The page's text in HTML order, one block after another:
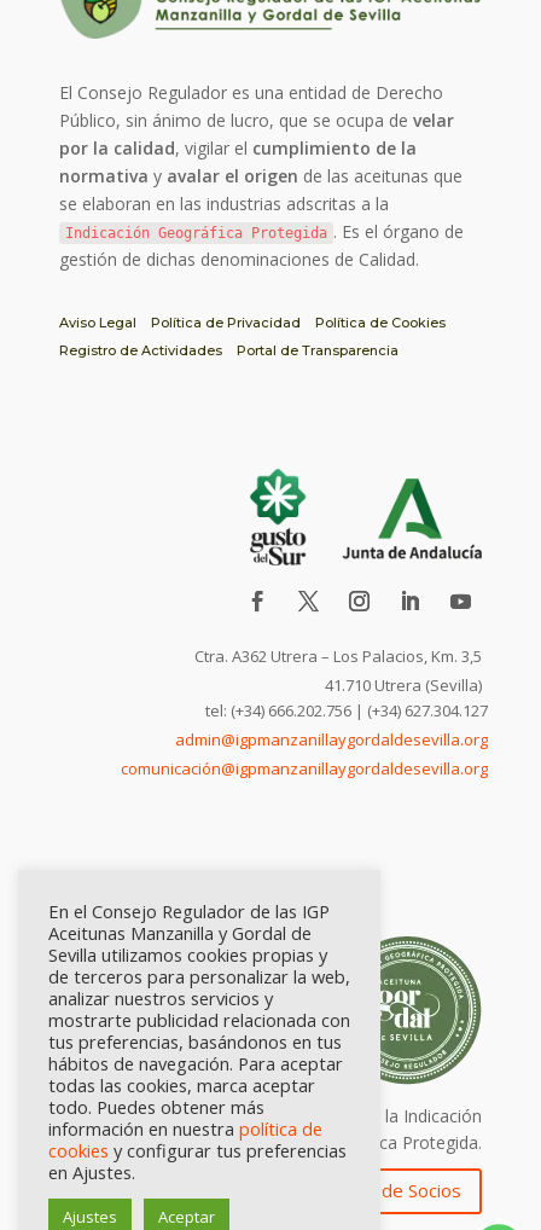
El Consejo Regulador es una entidad de Derecho
Público, sin ánimo de lucro, que se ocupa develar
por la calidad, vigilar el cumplimiento de la
normativa y avalar el origen de las aceitunas que
se elaboran en las industrias adscritas a la
Indicación Geográfica Protegida . Es el órgano de
gestión de dichas denominaciones de Calidad.
Aviso Legal Política de Privacidad
Política de Cookies
Registro de Actividades
Portal de Transparencia
Ctra. A362 Utrera – Los Palacios, Km. 3,5
41.710 Utrera (Sevilla)
tel: (+34) 666.202.756 | (+34) 627.304.127
admin@igpmanzanillaygordaldesevilla.org
comunicación@igpmanzanillaygordaldesevilla.org
Calidad certificada por Origen. Sellos de la Indicación
Geográfica Protegida.
Zona de Socios
En el Consejo Regulador de las IGP
Aceitunas Manzanilla y Gordal de
Sevilla utilizamos cookies propias y
de terceros para personalizar la web,
analizar nuestros servicios y
mostrarte publicidad relacionada con
tus preferencias, basándonos en tus
hábitos de navegación. Para aceptar
todas las cookies, marca aceptar
todo. Puedes obtener más
información en nuestra política de
cookies y configurar tus preferencias
en Ajustes.
Ajustes Aceptar